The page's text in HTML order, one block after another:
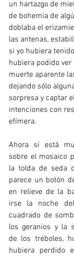
un hartazgo de
de bohemia de
doblaba el
las antenas,
si yo hubiera
hubiera podido ver
muerte aparente
dejando sólo
sorpresa y captar
intenciones con
efímera.
Ahora sí está
sobre el mosaico
la tolda de seda
parece un botón
en relieve de la
irse la noche
cuadrado de
los geranios y la
de los tréboles,
hubiera perdido